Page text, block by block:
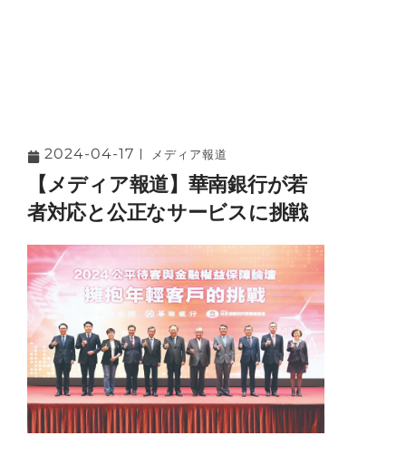
2024-04-17 メディア報道
【メディア報道】華南銀行が若
者対応と公正なサービスに挑戦